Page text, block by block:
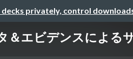
privately, control
＆エビデンスによる